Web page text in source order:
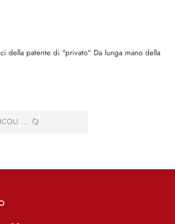
della patente di "privato" Da lunga mano della